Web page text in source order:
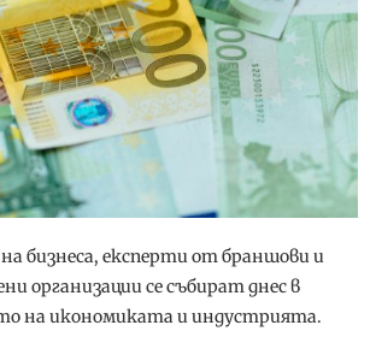
бизнеса, експерти от браншови и
организации се събират днес в
на икономиката и индустрията.